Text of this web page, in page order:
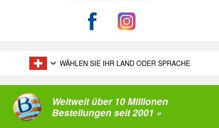
WÄHLEN SIE IHR LAND ODER SPRACHE
Weltweit über 10 Millionen
Bestellungen seit 2001 »